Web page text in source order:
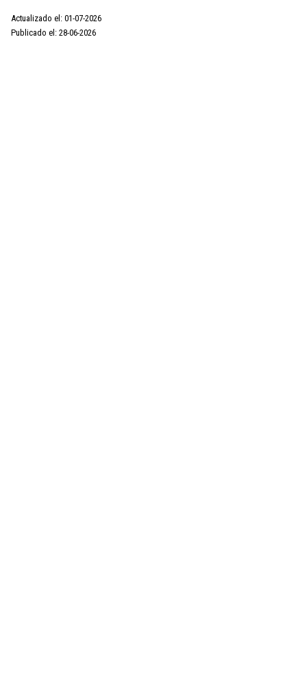
Actualizado el: 01-07-2026
Publicado el: 28-06-2026